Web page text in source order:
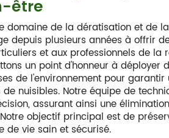
être
domaine de la dératisation et de la
depuis plusieurs années à offrir
et aux professionnels de la
un point d'honneur à déployer
de l'environnement pour garantir
nuisibles. Notre équipe de
assurant ainsi une élimination
objectif principal est de
de vie sain et sécurisé.